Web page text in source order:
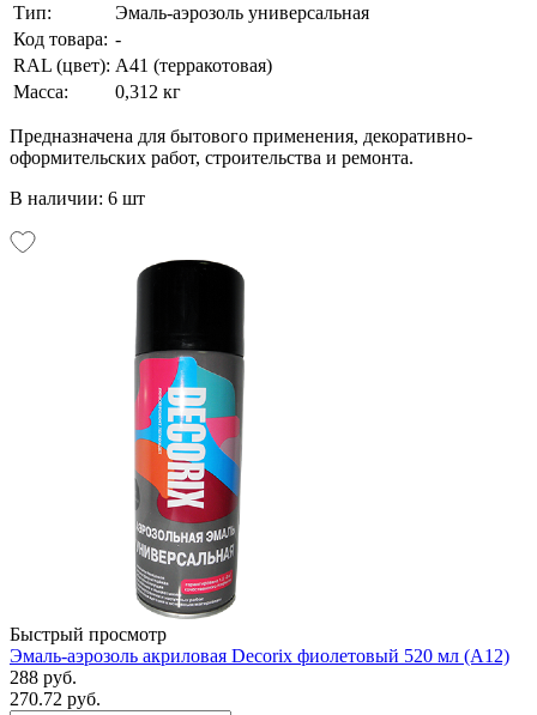
Тип:
Эмаль-аэрозоль универсальная
Код товара: -
RAL (цвет): А41 (терракотовая)
Масса:
0,312 кг
Предназначена для бытового применения, декоративно-
оформительских работ, строительства и ремонта.
В наличии: 6 шт
Быстрый просмотр
Эмаль-аэрозоль акриловая Decorix фиолетовый 520 мл (А12)
288 руб.
270.72 руб.